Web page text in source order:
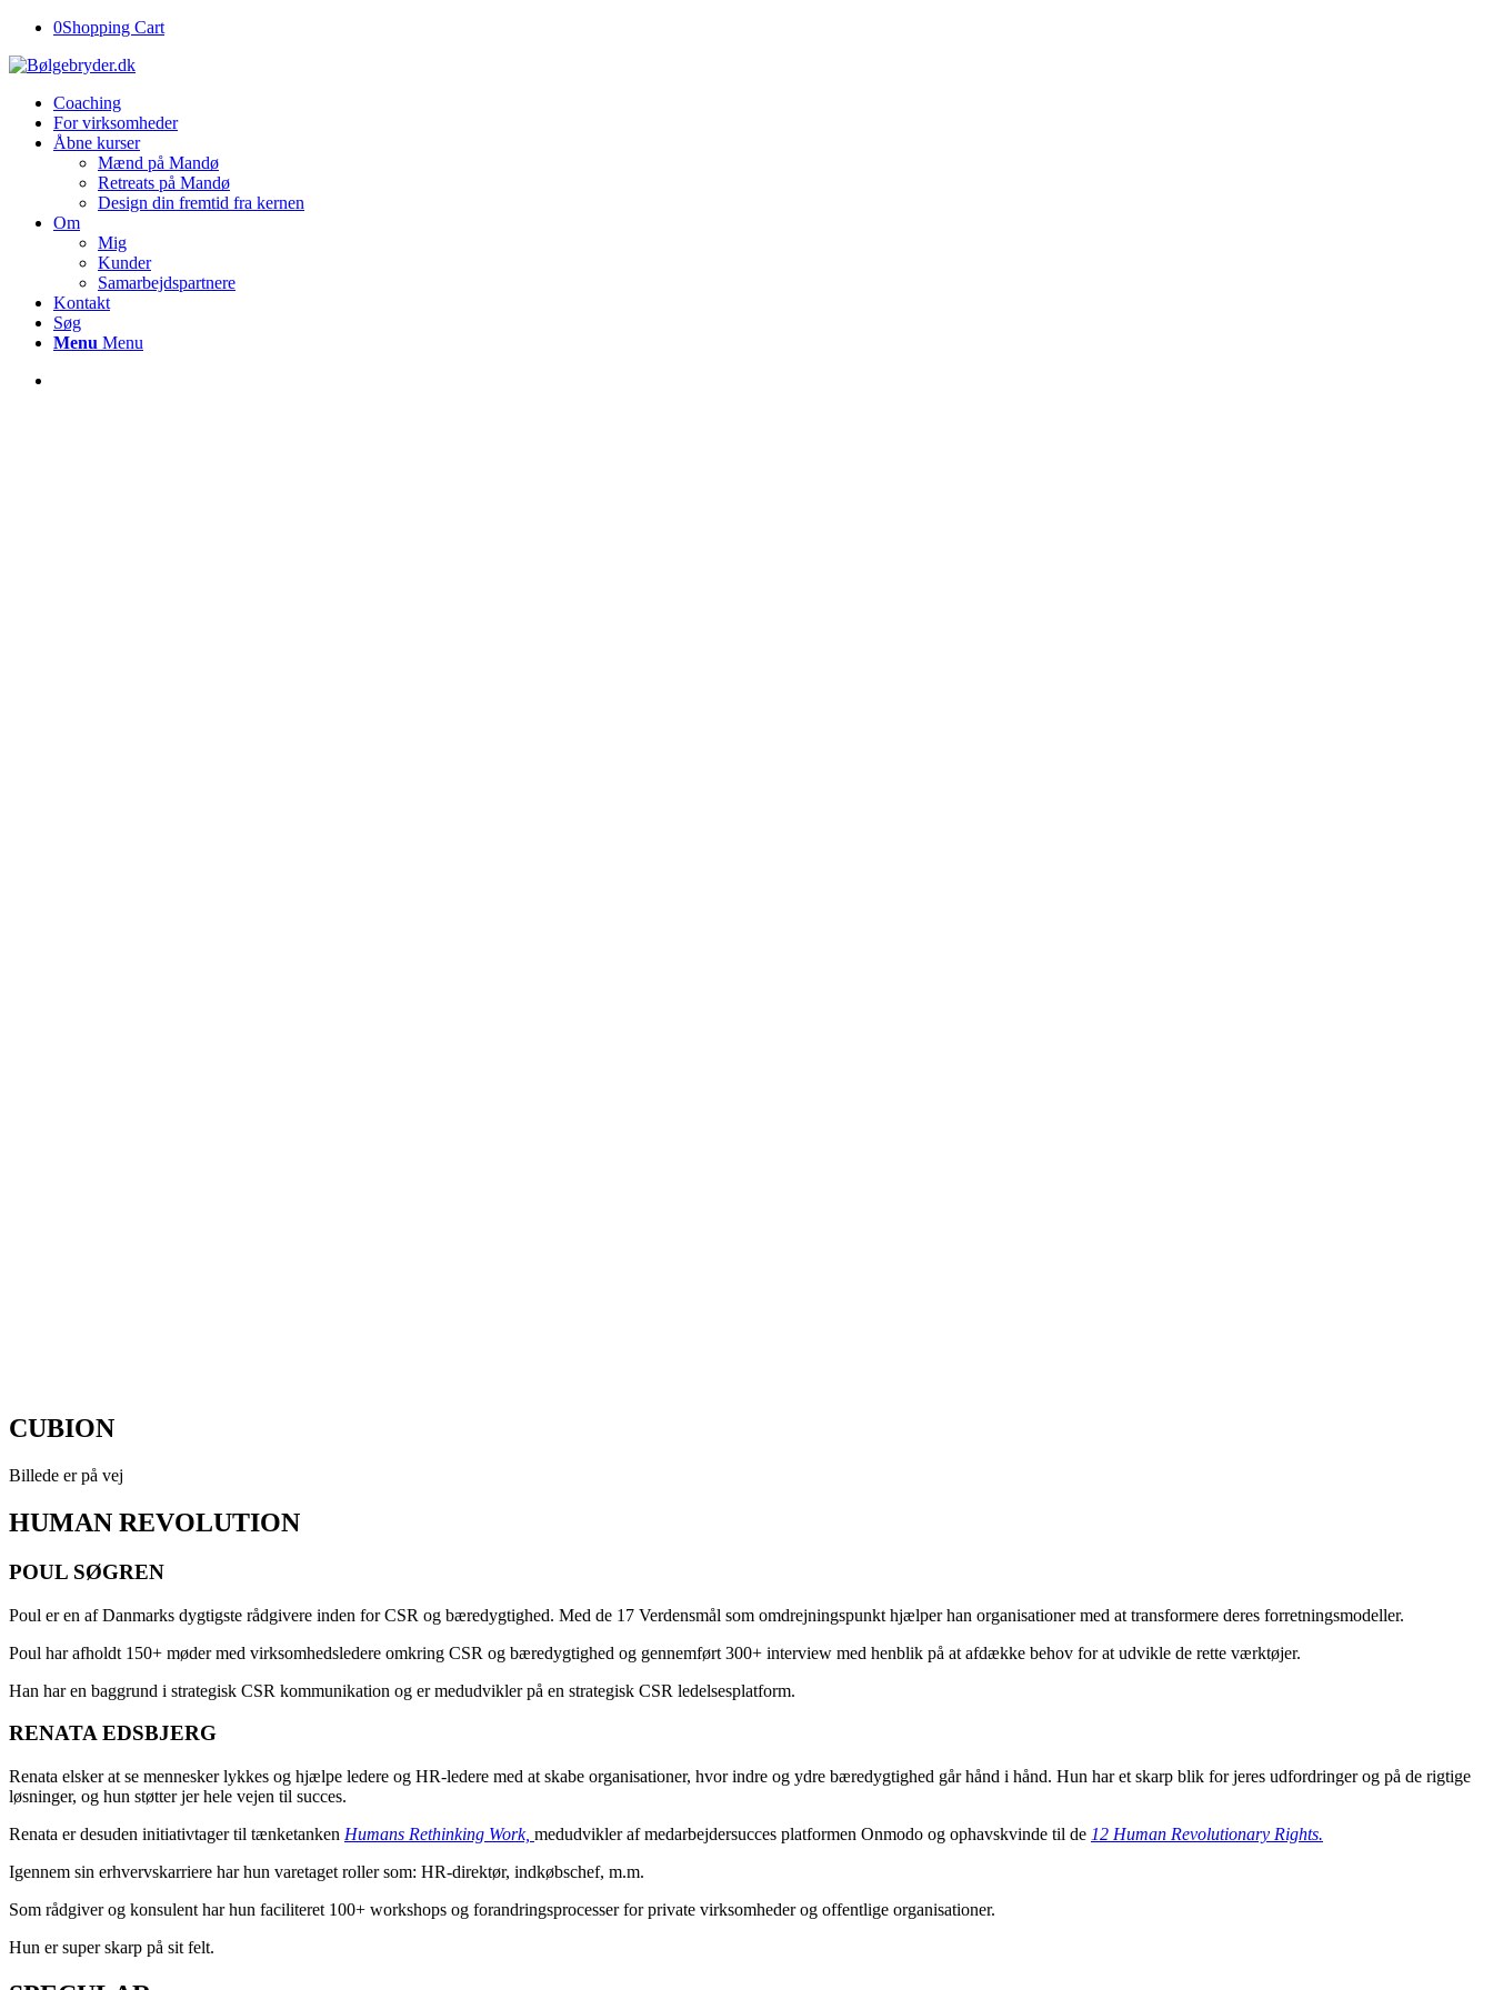
0Shopping Cart
Coaching
For virksomheder
Åbne kurser
Mænd på Mandø
Retreats på Mandø
Design din fremtid fra kernen
Om
Mig
Kunder
Samarbejdspartnere
Kontakt
Søg
Menu Menu
CUBION
Billede er på vej
HUMAN REVOLUTION
POUL SØGREN
Poul er en af Danmarks dygtigste rådgivere inden for CSR og bæredygtighed. Med de 17 Verdensmål som omdrejningspunkt hjælper han organisationer med at transformere deres forretningsmodeller.
Poul har afholdt 150+ møder med virksomhedsledere omkring CSR og bæredygtighed og gennemført 300+ interview med henblik på at afdække behov for at udvikle de rette værktøjer.
Han har en baggrund i strategisk CSR kommunikation og er medudvikler på en strategisk CSR ledelsesplatform.
RENATA EDSBJERG
Renata elsker at se mennesker lykkes og hjælpe ledere og HR-ledere med at skabe organisationer, hvor indre og ydre bæredygtighed går hånd i hånd. Hun har et skarp blik for jeres udfordringer og på de rigtige
løsninger, og hun støtter jer hele vejen til succes.
Renata er desuden initiativtager til tænketanken Humans Rethinking Work, medudvikler af medarbejdersucces platformen Onmodo og ophavskvinde til de 12 Human Revolutionary Rights.
Igennem sin erhvervskarriere har hun varetaget roller som: HR-direktør, indkøbschef, m.m.
Som rådgiver og konsulent har hun faciliteret 100+ workshops og forandringsprocesser for private virksomheder og offentlige organisationer.
Hun er super skarp på sit felt.